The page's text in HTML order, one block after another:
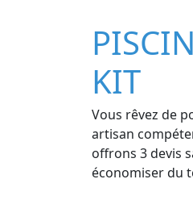
KIT
Vous rêvez de
artisan
offrons 3 devis
économiser du